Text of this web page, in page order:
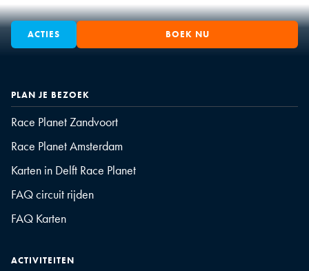
ACTIES BOEK NU
PLAN JE BEZOEK
Race Planet Zandvoort
Race Planet Amsterdam
Karten in Delft Race Planet
FAQ circuit rijden
FAQ Karten
ACTIVITEITEN